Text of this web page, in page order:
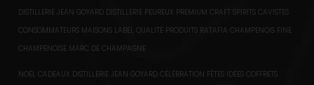
DISTILLERIE JEAN GOYARD DISTILLERIE PEUREUX PREMIUM CRAFT SPIRITS CAVISTES
CONSOMMATEURS MAISONS LABEL QUALITÉ PRODUITS RATAFIA CHAMPENOIS FINE
CHAMPENOISE MARC DE CHAMPAGNE
NOËL CADEAUX DISTILLERIE JEAN GOYARD CÉLÉBRATION FÊTES IDÉES COFFRETS